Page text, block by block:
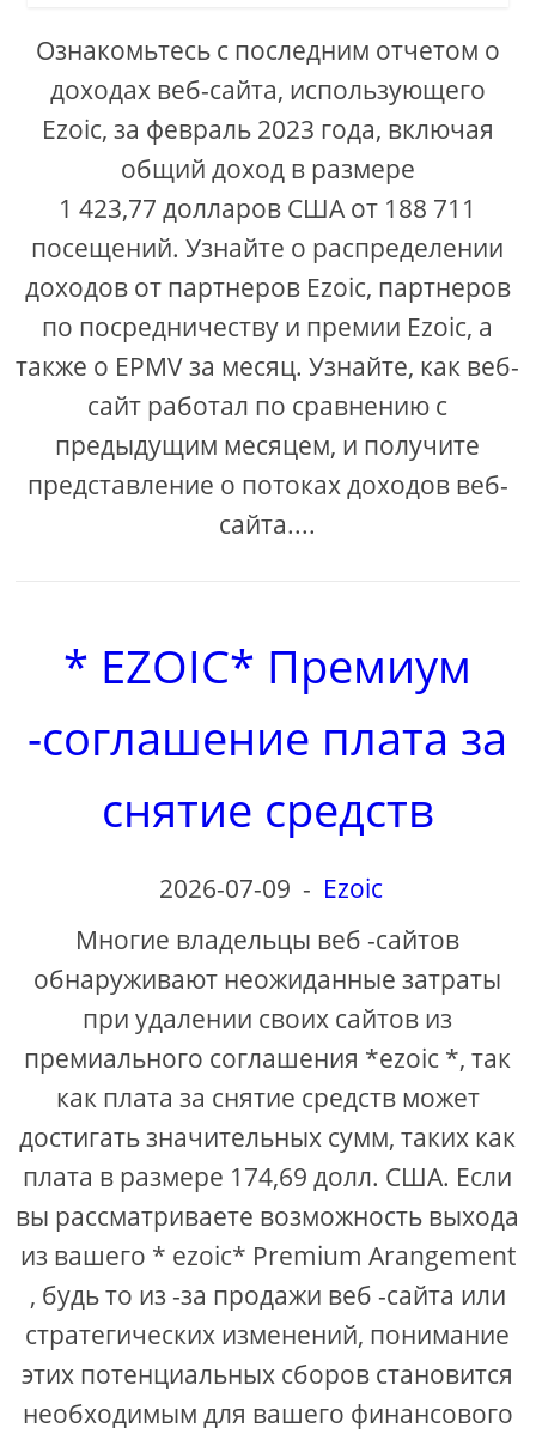
Ознакомьтесь с последним отчетом о
доходах веб-сайта, использующего
Ezoic, за февраль 2023 года, включая
общий доход в размере
1 423,77 долларов США от 188 711
посещений. Узнайте о распределении
доходов от партнеров Ezoic, партнеров
по посредничеству и премии Ezoic, а
также о EPMV за месяц. Узнайте, как веб-
сайт работал по сравнению с
предыдущим месяцем, и получите
представление о потоках доходов веб-
сайта....
* EZOIC* Премиум
-соглашение плата за
снятие средств
2026-07-09 - Ezoic
Многие владельцы веб -сайтов
обнаруживают неожиданные затраты
при удалении своих сайтов из
премиального соглашения *ezoic *, так
как плата за снятие средств может
достигать значительных сумм, таких как
плата в размере 174,69 долл. США. Если
вы рассматриваете возможность выхода
из вашего * ezoic* Premium Arangement
, будь то из -за продажи веб -сайта или
стратегических изменений, понимание
этих потенциальных сборов становится
необходимым для вашего финансового